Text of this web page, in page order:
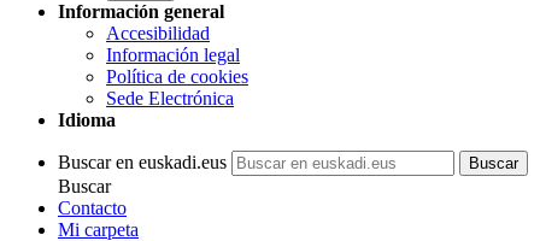
Información general
Accesibilidad
Información legal
Política de cookies
Sede Electrónica
Idioma
Buscar en euskadi.eus
Buscar
Contacto
Mi carpeta